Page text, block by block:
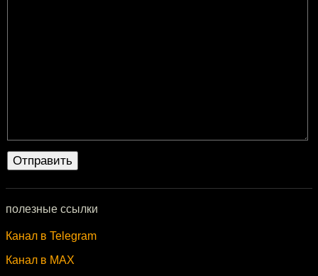
полезные ссылки
Канал в Telegram
Канал в MAX